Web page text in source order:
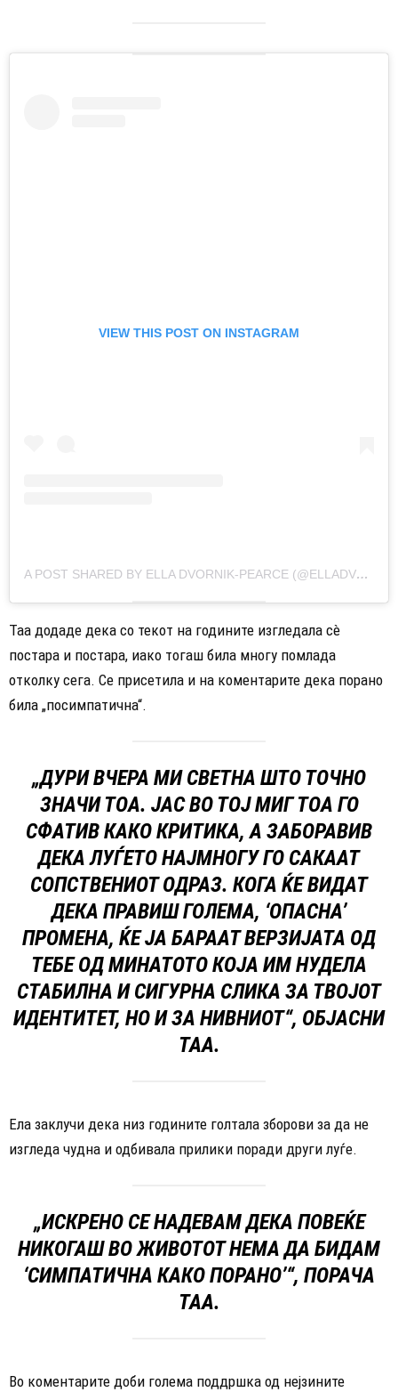
VIEW THIS POST ON INSTAGRAM
A POST SHARED BY ELLA DVORNIK-PEARCE (@ELLADVORNIK)
Таа додаде дека со текот на годините изгледала сè
постара и постара, иако тогаш била многу помлада
отколку сега. Се присетила и на коментарите дека порано
била „посимпатична“.
„ДУРИ ВЧЕРА МИ СВЕТНА ШТО ТОЧНО
ЗНАЧИ ТОА. ЈАС ВО ТОЈ МИГ ТОА ГО
СФАТИВ КАКО КРИТИКА, А ЗАБОРАВИВ
ДЕКА ЛУЃЕТО НАЈМНОГУ ГО САКААТ
СОПСТВЕНИОТ ОДРАЗ. КОГА ЌЕ ВИДАТ
ДЕКА ПРАВИШ ГОЛЕМА, ‘ОПАСНА’
ПРОМЕНА, ЌЕ ЈА БАРААТ ВЕРЗИЈАТА ОД
ТЕБЕ ОД МИНАТОТО КОЈА ИМ НУДЕЛА
СТАБИЛНА И СИГУРНА СЛИКА ЗА ТВОЈОТ
ИДЕНТИТЕТ, НО И ЗА НИВНИОТ“, ОБЈАСНИ
ТАА.
Ела заклучи дека низ годините голтала зборови за да не
изгледа чудна и одбивала прилики поради други луѓе.
„ИСКРЕНО СЕ НАДЕВАМ ДЕКА ПОВЕЌЕ
НИКОГАШ ВО ЖИВОТОТ НЕМА ДА БИДАМ
‘СИМПАТИЧНА КАКО ПОРАНО’“, ПОРАЧА
ТАА.
Во коментарите доби голема поддршка од нејзините